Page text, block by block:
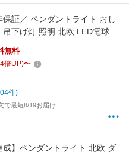
証／ ペンダントライト おし
吊下げ灯 照明 北欧 LED電球対
ッチン 照明器具 トイレ 引掛け
レール モダン かわいい ナチ
イニング カフェ インテリア
子供部屋
無料
4倍UP)〜
件)
で最短8/19お届け
成】ペンダントライト 北欧 ダ